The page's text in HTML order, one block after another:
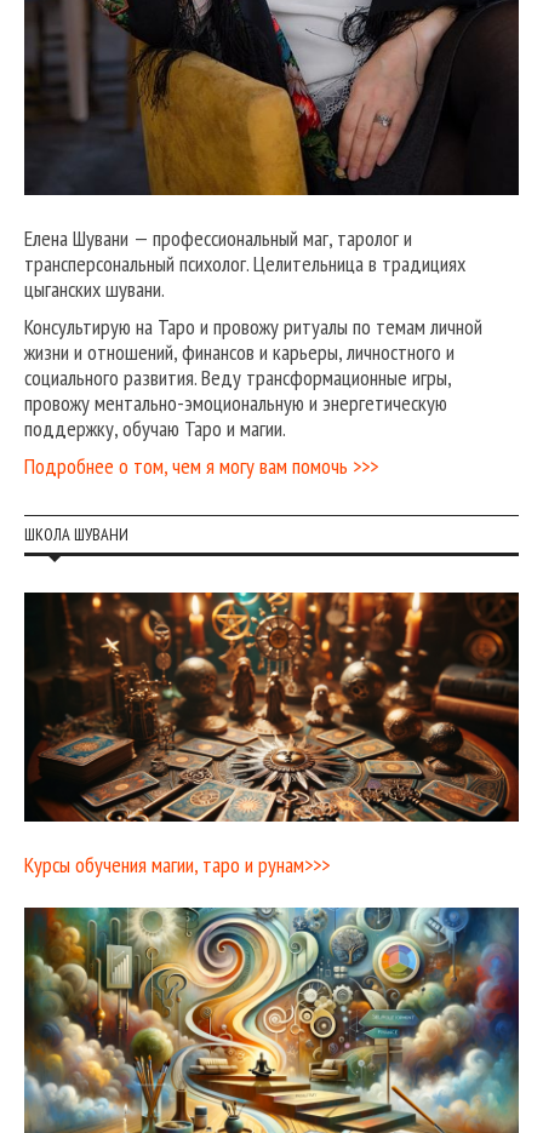
Елена Шувани — профессиональный маг, таролог и
трансперсональный психолог. Целительница в традициях
цыганских шувани.
Консультирую на Таро и провожу ритуалы по темам личной
жизни и отношений, финансов и карьеры, личностного и
социального развития. Веду трансформационные игры,
провожу ментально-эмоциональную и энергетическую
поддержку, обучаю Таро и магии.
Подробнее о том, чем я могу вам помочь >>>
ШКОЛА ШУВАНИ
Курсы обучения магии, таро и рунам>>>